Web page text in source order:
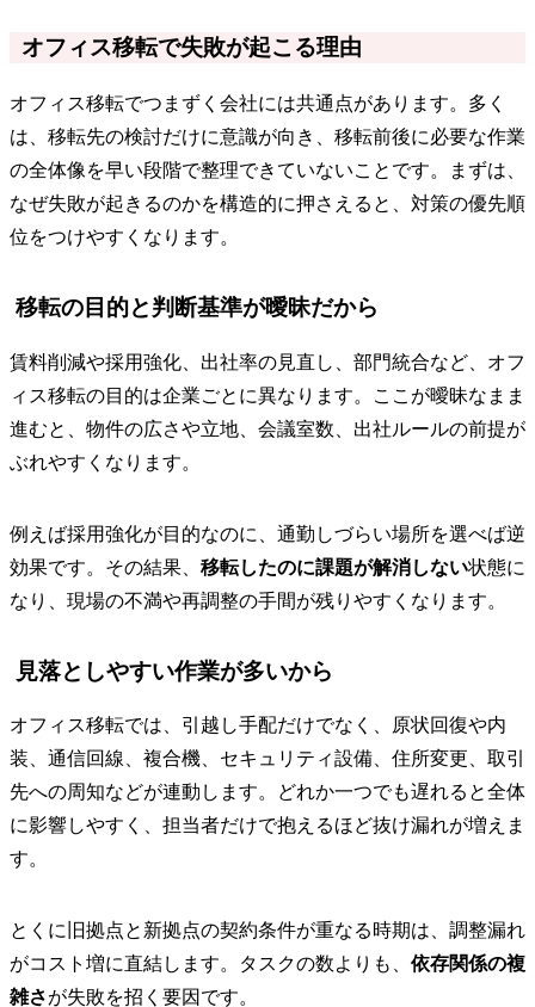
オフィス移転で失敗が起こる理由
オフィス移転でつまずく会社には共通点があります。多く
は、移転先の検討だけに意識が向き、移転前後に必要な作業
の全体像を早い段階で整理できていないことです。まずは、
なぜ失敗が起きるのかを構造的に押さえると、対策の優先順
位をつけやすくなります。
移転の目的と判断基準が曖昧だから
賃料削減や採用強化、出社率の見直し、部門統合など、オフ
ィス移転の目的は企業ごとに異なります。ここが曖昧なまま
進むと、物件の広さや立地、会議室数、出社ルールの前提が
ぶれやすくなります。
例えば採用強化が目的なのに、通勤しづらい場所を選べば逆
効果です。その結果、 移転したのに課題が解消しない状態に
なり、現場の不満や再調整の手間が残りやすくなります。
見落としやすい作業が多いから
オフィス移転では、引越し手配だけでなく、原状回復や内
装、通信回線、複合機、セキュリティ設備、住所変更、取引
先への周知などが連動します。どれか一つでも遅れると全体
に影響しやすく、担当者だけで抱えるほど抜け漏れが増えま
す。
とくに旧拠点と新拠点の契約条件が重なる時期は、調整漏れ
がコスト増に直結します。タスクの数よりも、 依存関係の複
雑さが失敗を招く要因です。